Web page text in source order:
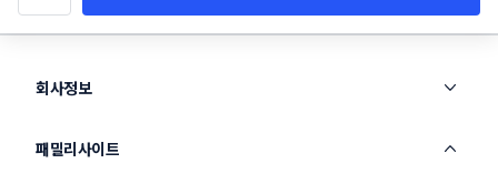
회사정보
패밀리사이트